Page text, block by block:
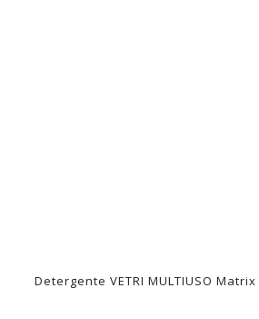
Detergente VETRI MULTIUSO Matrix